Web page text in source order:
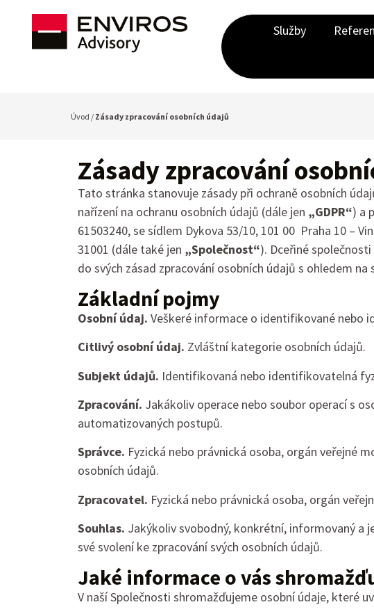
Služby
Úvod / Zásady zpracování osobních údajů
Zásady zpracování
Tato stránka stanovuje zásady při ochraně osobních
nařízení na ochranu osobních údajů (dále jen „GDPR“) a
61503240, se sídlem Dykova 53/10, 101 00 Praha 10 –
31001 (dále také jen „Společnost“). Dceřiné
do svých zásad zpracování osobních údajů s ohledem
Základní pojmy
Osobní údaj. Veškeré informace o identifikované nebo
Citlivý osobní údaj. Zvláštní kategorie osobních údajů.
Subjekt údajů. Identifikovaná nebo identifikovatelná
Zpracování. Jakákoliv operace nebo soubor operací s
automatizovaných postupů.
Správce. Fyzická nebo právnická osoba, orgán veřejné
osobních údajů.
Zpracovatel. Fyzická nebo právnická osoba, orgán
Souhlas. Jakýkoliv svobodný, konkrétní, informovaný a
své svolení ke zpracování svých osobních údajů.
Jaké informace o vás
V naší Společnosti shromažďujeme osobní údaje, které